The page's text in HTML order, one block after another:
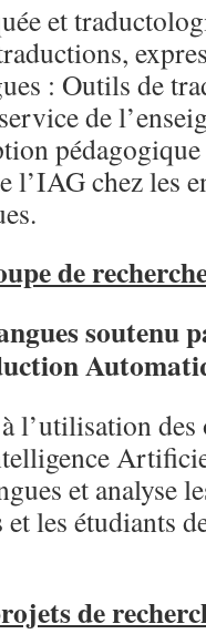
et
: Outils de
de
l’IAG chez les
de
soutenu
l’utilisation
et analyse
et les étudiants
de